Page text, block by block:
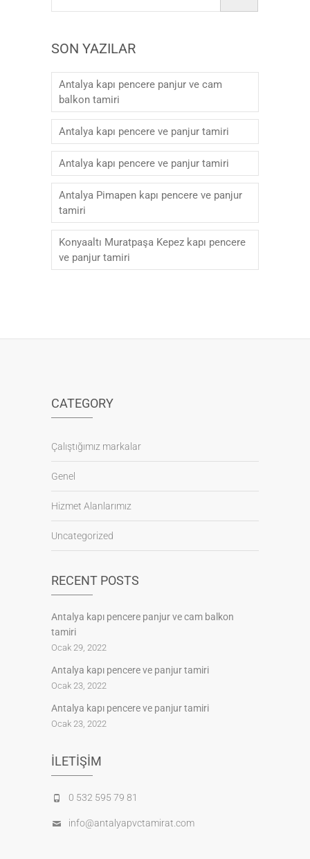
SON YAZILAR
Antalya kapı pencere panjur ve cam
balkon tamiri
Antalya kapı pencere ve panjur tamiri
Antalya kapı pencere ve panjur tamiri
Antalya Pimapen kapı pencere ve panjur
tamiri
Konyaaltı Muratpaşa Kepez kapı pencere
ve panjur tamiri
CATEGORY
Çalıştığımız markalar
Genel
Hizmet Alanlarımız
Uncategorized
RECENT POSTS
Antalya kapı pencere panjur ve cam balkon
tamiri
Ocak 29, 2022
Antalya kapı pencere ve panjur tamiri
Ocak 23, 2022
Antalya kapı pencere ve panjur tamiri
Ocak 23, 2022
İLETIŞIM
0 532 595 79 81
info@antalyapvctamirat.com